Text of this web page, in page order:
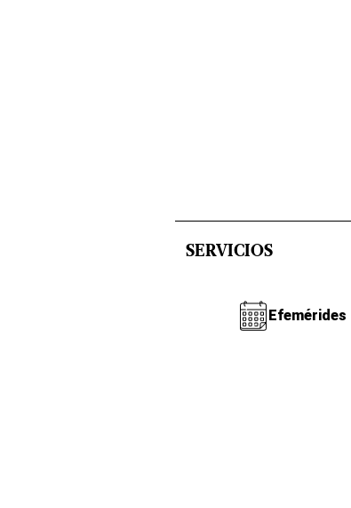
SERVICIOS
Efemérides